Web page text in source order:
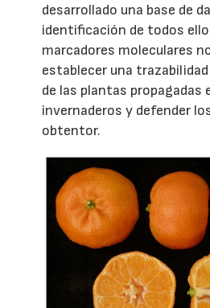
desarrollado una base de
identificación de todos
marcadores moleculares
establecer una
de las plantas propagadas
invernaderos y defender
obtentor.